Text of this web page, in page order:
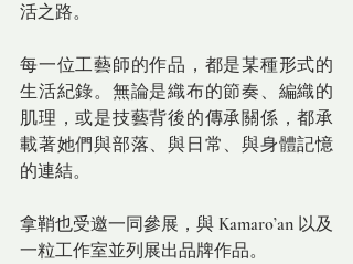
活之路。
每一位工藝師的作品，都是某種形式的
生活紀錄。無論是織布的節奏、編織的
肌理，或是技藝背後的傳承關係，都承
載著她們與部落、與日常、與身體記憶
的連結。
拿鞘也受邀一同參展，與 Kamaro’an 以及
一粒工作室並列展出品牌作品。